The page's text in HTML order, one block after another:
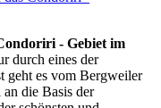
- Gebiet im
durch eines der
geht es vom Bergweiler
an die Basis der